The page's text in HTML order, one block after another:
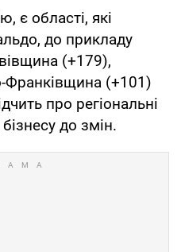
є області, які
до прикладу
(+179),
Франківщина (+101)
про регіональні
бізнесу до змін.